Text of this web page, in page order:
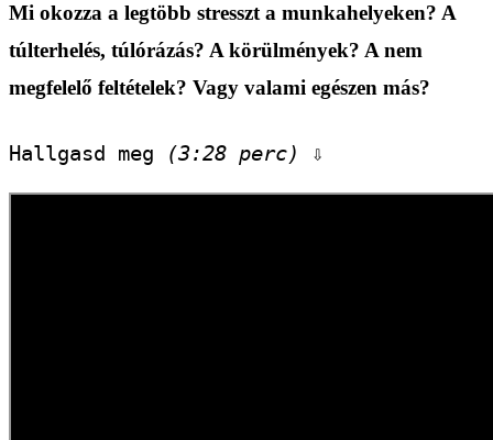
Mi okozza a legtöbb stresszt a munkahelyeken? A
túlterhelés, túlórázás? A körülmények? A nem
megfelelő feltételek? Vagy valami egészen más?
Hallgasd meg (3:28 perc) ⇩